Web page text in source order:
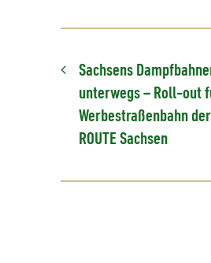
Sachsens
unterwegs – Roll-out
Werbestraßenbahn
ROUTE Sachsen